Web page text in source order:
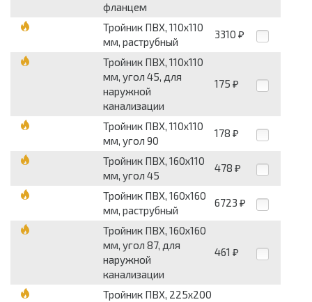
фланцем
Тройник ПВХ, 110x110
мм, раструбный
3310 ₽
Тройник ПВХ, 110x110
мм, угол 45, для
наружной
канализации
175 ₽
Тройник ПВХ, 110x110
мм, угол 90
178 ₽
Тройник ПВХ, 160x110
мм, угол 45
478 ₽
Тройник ПВХ, 160x160
мм, раструбный
6723 ₽
Тройник ПВХ, 160x160
мм, угол 87, для
наружной
канализации
461 ₽
Тройник ПВХ, 225x200